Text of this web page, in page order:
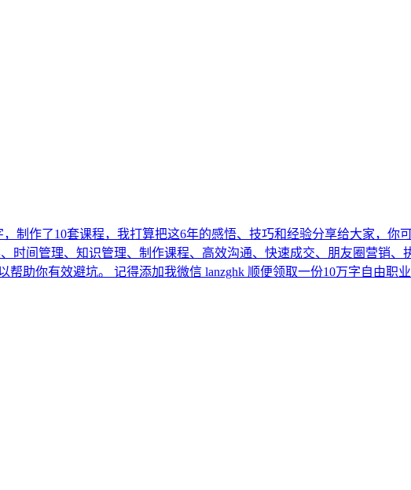
制作了10套课程，我打算把这6年的感悟、技巧和经验分享给大家，你
时间管理、知识管理、制作课程、高效沟通、快速成交、朋友圈营销、
助你有效避坑。 记得添加我微信 lanzghk 顺便领取一份10万字自由职业